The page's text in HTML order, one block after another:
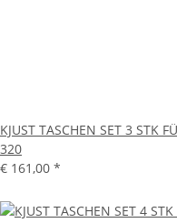
KJUST TASCHEN SET 3 STK
320
€ 161,00 *